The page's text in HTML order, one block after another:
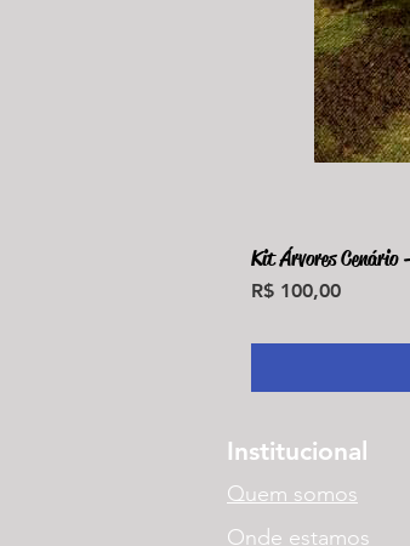
Kit Árvores Cenário
Preço
R$ 100,00
Institucional
Quem somos
Onde estamos